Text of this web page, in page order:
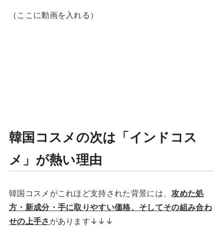
（ここに動画を入れる）
韓国コスメの次は「インドコス
メ」が熱い理由
韓国コスメがこれほど支持された背景には、攻めた処
方・新成分・手に取りやすい価格、そしてその組み合わ
せの上手さ があります↓↓↓